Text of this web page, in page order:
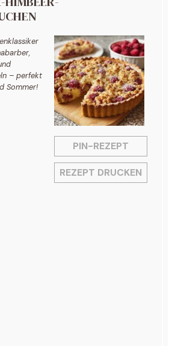
PIN-REZEPT
REZEPT DRUCKEN
– perfekt
Sommer!